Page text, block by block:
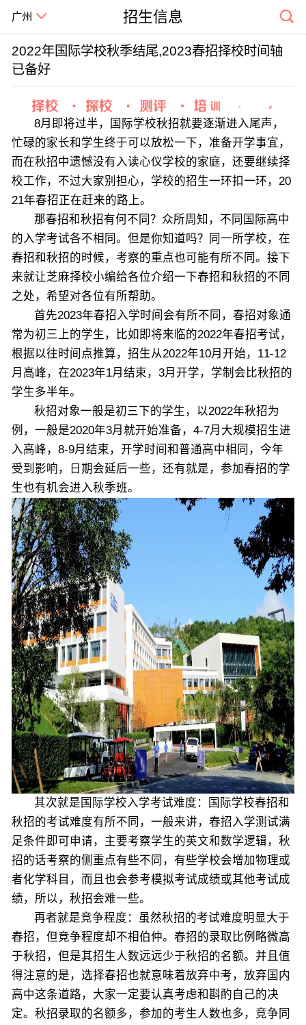
广州 招生信息
2022年国际学校秋季结尾,2023春招择校时间轴
已备好
8月即将过半，国际学校秋招就要逐渐进入尾声，
忙碌的家长和学生终于可以放松一下，准备开学事宜，
而在秋招中遗憾没有入读心仪学校的家庭，还要继续择
校工作，不过大家别担心，学校的招生一环扣一环，20
21年春招正在赶来的路上。
那春招和秋招有何不同？众所周知，不同国际高中
的入学考试各不相同。但是你知道吗？同一所学校，在
春招和秋招的时候，考察的重点也可能有所不同。接下
来就让芝麻择校小编给各位介绍一下春招和秋招的不同
之处，希望对各位有所帮助。
首先2023年春招入学时间会有所不同，春招对象通
常为初三上的学生，比如即将来临的2022年春招考试，
根据以往时间点推算，招生从2022年10月开始，11-12
月高峰，在2023年1月结束，3月开学，学制会比秋招的
学生多半年。
秋招对象一般是初三下的学生，以2022年秋招为
例，一般是2020年3月就开始准备，4-7月大规模招生进
入高峰，8-9月结束，开学时间和普通高中相同，今年
受到影响，日期会延后一些，还有就是，参加春招的学
生也有机会进入秋季班。
其次就是国际学校入学考试难度：国际学校春招和
秋招的考试难度有所不同，一般来讲，春招入学测试满
足条件即可申请，主要考察学生的英文和数学逻辑，秋
招的话考察的侧重点有些不同，有些学校会增加物理或
者化学科目，而且也会参考模拟考试成绩或其他考试成
绩，所以，秋招会难一些。
再者就是竞争程度：虽然秋招的考试难度明显大于
春招，但竞争程度却不相伯仲。春招的录取比例略微高
于秋招，但是其招生人数远远少于秋招的名额。并且值
得注意的是，选择春招也就意味着放弃中考，放弃国内
高中这条道路，大家一定要认真考虑和斟酌自己的决
定。秋招录取的名额多，参加的考生人数也多，竞争同